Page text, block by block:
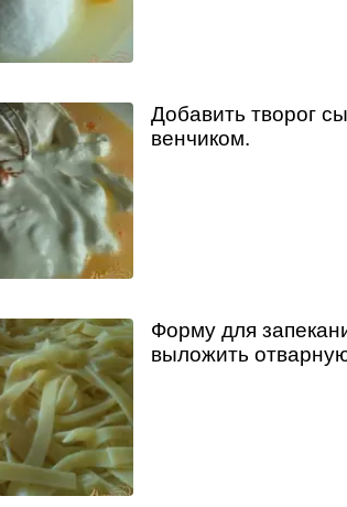
Добавить творог
венчиком.
Форму для
выложить